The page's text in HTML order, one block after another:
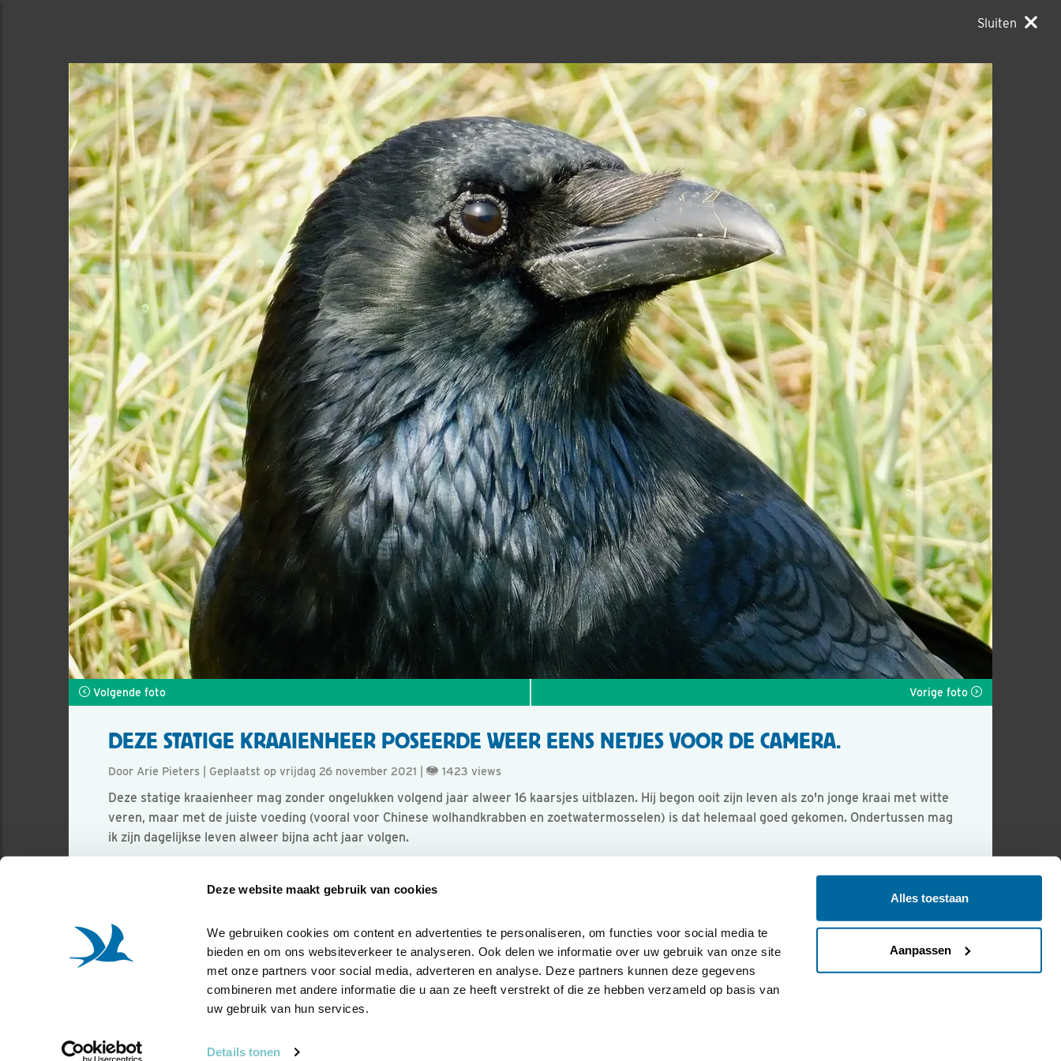
Deze website maakt gebruik van cookies
We gebruiken cookies om content en advertenties te personaliseren, om functies voor social media te
bieden en om ons websiteverkeer te analyseren. Ook delen we informatie over uw gebruik van onze site
met onze partners voor social media, adverteren en analyse. Deze partners kunnen deze gegevens
combineren met andere informatie die u aan ze heeft verstrekt of die ze hebben verzameld op basis van
uw gebruik van hun services.
Details tonen
Alles toestaan
Aanpassen
Sluiten
Volgende foto Vorige foto
DEZE STATIGE KRAAIENHEER POSEERDE WEER EENS NETJES VOOR DE CAMERA.
Door Arie Pieters | Geplaatst op vrijdag 26 november 2021 | 1423 views
Deze statige kraaienheer mag zonder ongelukken volgend jaar alweer 16 kaarsjes uitblazen. Hij begon ooit zijn leven als zo'n jonge kraai met witte
veren, maar met de juiste voeding (vooral voor Chinese wolhandkrabben en zoetwatermosselen) is dat helemaal goed gekomen. Ondertussen mag
ik zijn dagelijkse leven alweer bijna acht jaar volgen.